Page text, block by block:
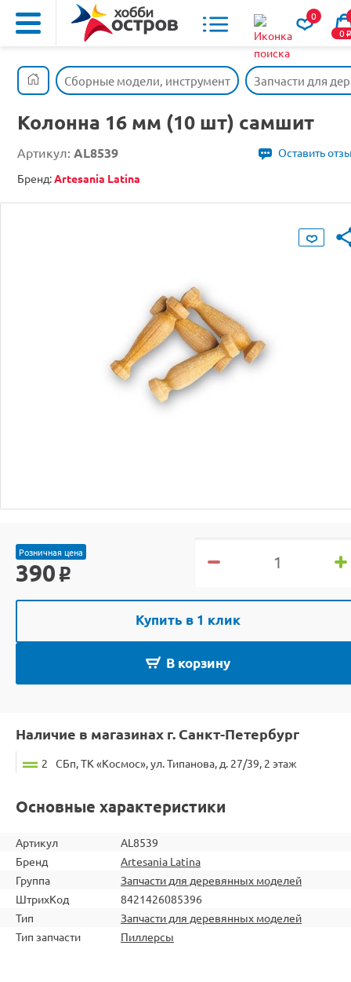
0
0o
Сборные модели, инструмент Запчасти для
Колонна 16 мм (10 шт) самшит
Артикул: AL8539
Оставить
Бренд:Artesania Latina
Розничная цена
390 o
Купить в 1 клик
В корзину
Наличие в магазинах г. Санкт-Петербург
2 СБп, ТК «Космос», ул. Типанова, д. 27/39, 2 этаж
Основные характеристики
Артикул
AL8539
Бренд
Artesania Latina
Группа
Запчасти для деревянных моделей
ШтрихКод
8421426085396
Тип
Запчасти для деревянных моделей
Тип запчасти
Пиллерсы